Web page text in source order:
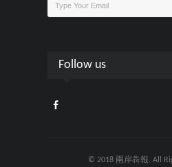
Follow us
© 2018 兩岸犇報. All